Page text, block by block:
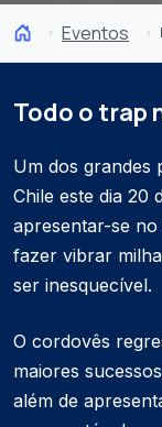
Eventos
Todo o trap
Um dos grandes
Chile este dia 20
apresentar-se
fazer vibrar
ser inesquecível.
O cordovês
maiores
além de